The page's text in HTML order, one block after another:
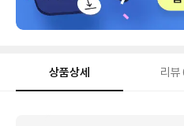
상품상세 리뷰